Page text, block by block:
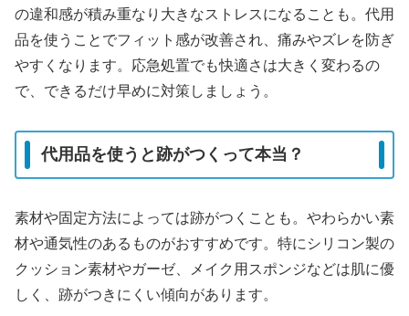
の違和感が積み重なり大きなストレスになることも。代用
品を使うことでフィット感が改善され、痛みやズレを防ぎ
やすくなります。応急処置でも快適さは大きく変わるの
で、できるだけ早めに対策しましょう。
代用品を使うと跡がつくって本当？
素材や固定方法によっては跡がつくことも。やわらかい素
材や通気性のあるものがおすすめです。特にシリコン製の
クッション素材やガーゼ、メイク用スポンジなどは肌に優
しく、跡がつきにくい傾向があります。